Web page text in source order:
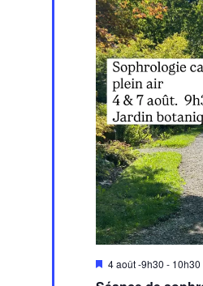
Mis
4 août -9h30 - 10h30